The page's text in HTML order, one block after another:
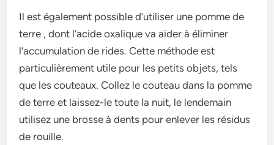
Il est également possible d’utiliser une pomme de
terre , dont l’acide oxalique va aider à éliminer
l’accumulation de rides. Cette méthode est
particulièrement utile pour les petits objets, tels
que les couteaux. Collez le couteau dans la pomme
de terre et laissez-le toute la nuit, le lendemain
utilisez une brosse à dents pour enlever les résidus
de rouille.